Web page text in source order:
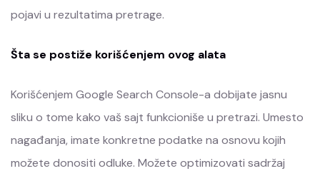
pojavi u rezultatima pretrage.
Šta se postiže korišćenjem ovog alata
Korišćenjem Google Search Console-a dobijate jasnu
sliku o tome kako vaš sajt funkcioniše u pretrazi. Umesto
nagađanja, imate konkretne podatke na osnovu kojih
možete donositi odluke. Možete optimizovati sadržaj